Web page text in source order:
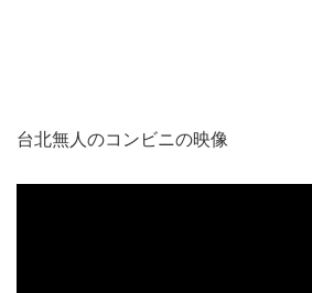
台北無人のコンビニの映像